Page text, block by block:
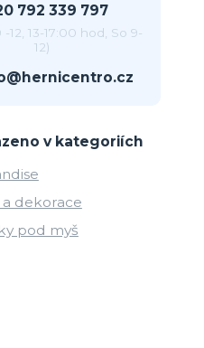
792 339 797
-12, 13-17:00 hod, So 9-
12)
v kategoriích
dekorace
pod myš